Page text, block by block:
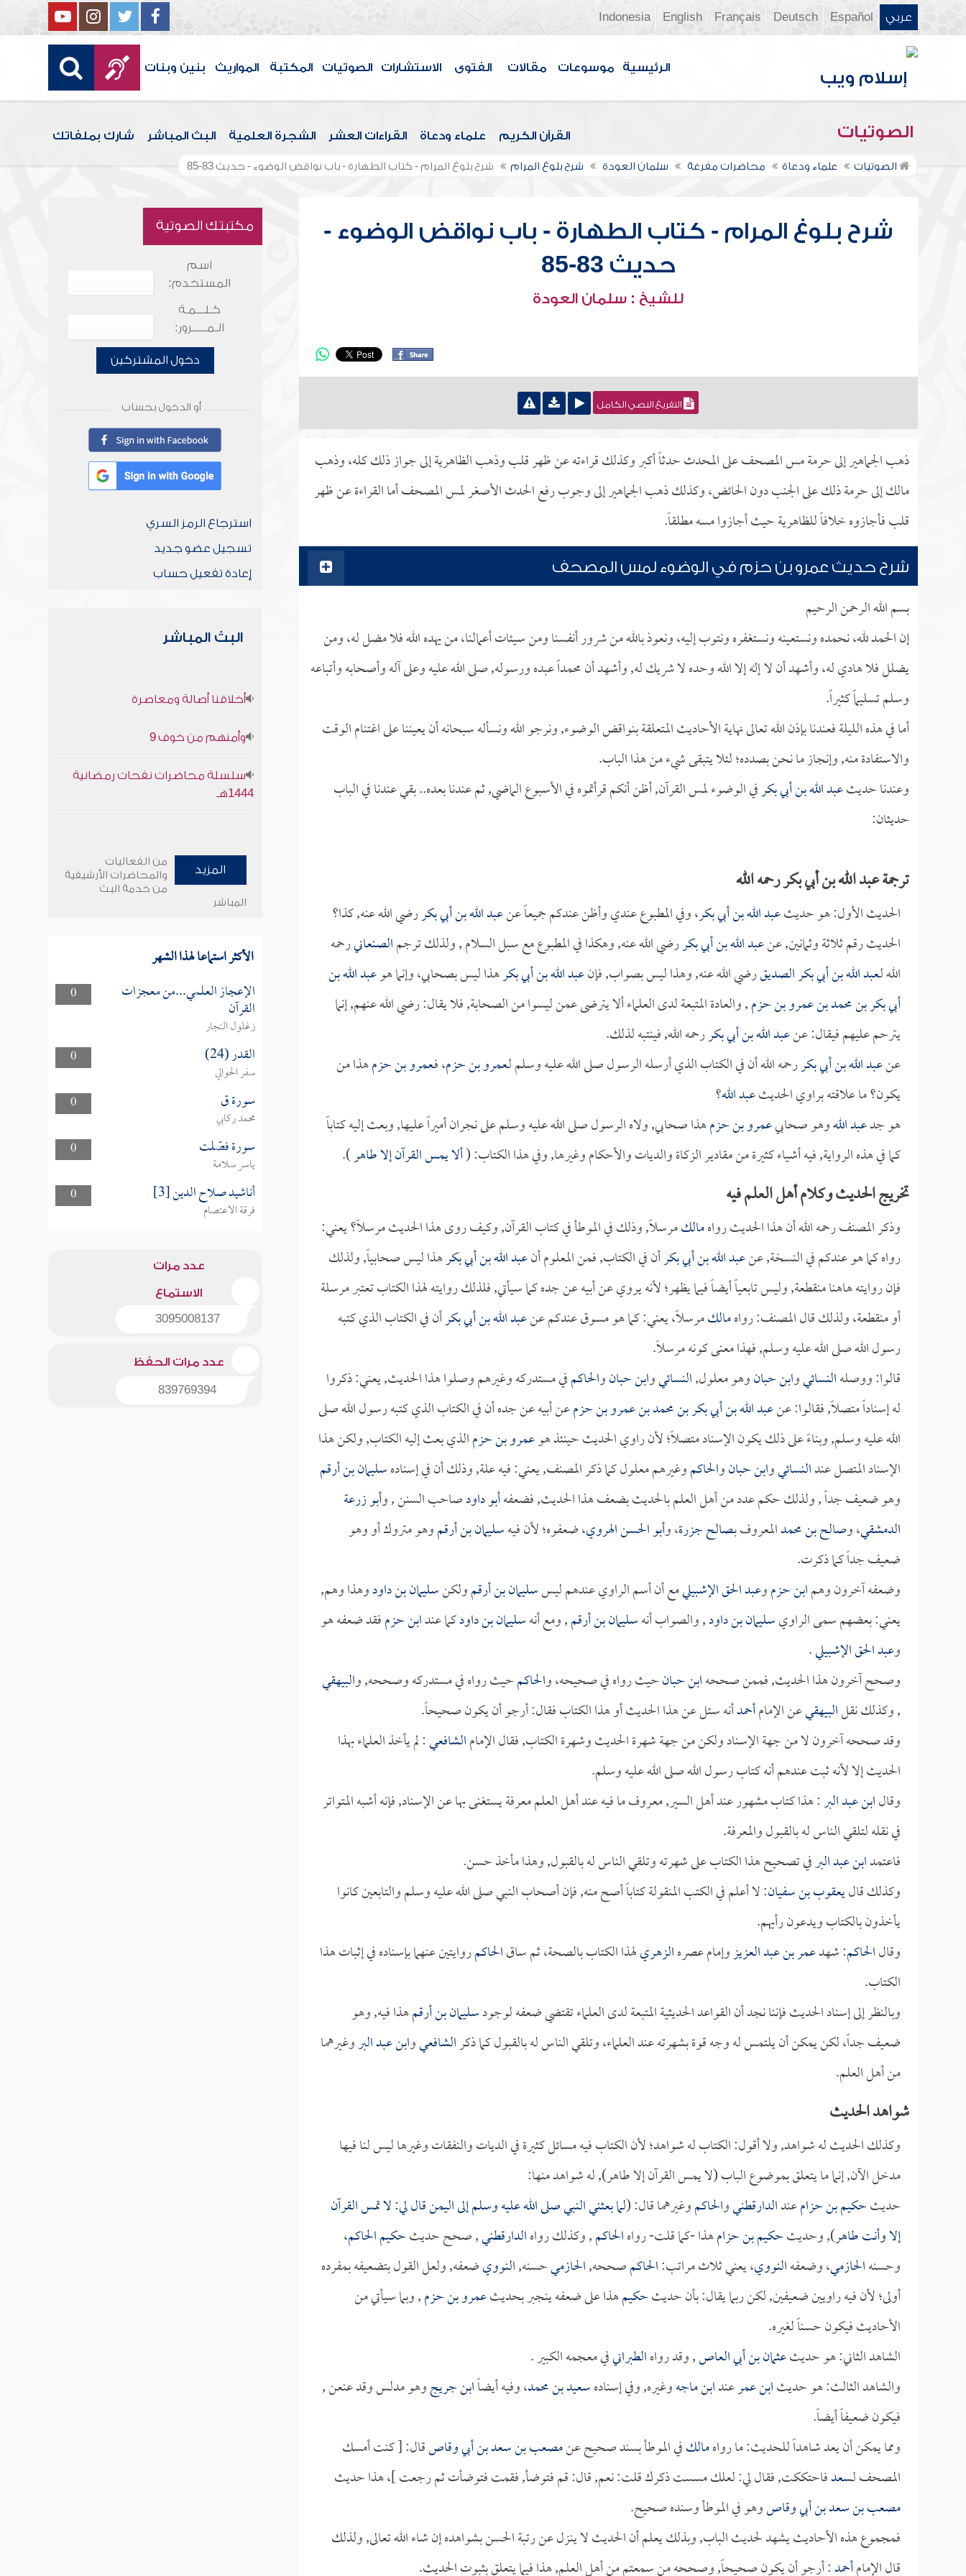
عربي Español
Deutsch
Français
English
Indonesia
الرئيسية موسوعات مقالات الفتوى الاستشارات الصوتيات المكتبة المواريث بنين وبنات
الصوتيات القرآن الكريم علماء ودعاة القراءات العشر الشجرة العلمية البث المباشر شارك بملفاتك
الصوتيات علماء ودعاة محاضرات مفرغة سلمان العودة شرح بلوغ المرام شرح بلوغ المرام - كتاب الطهارة - باب نواقض الوضوء - حديث 83-85
شرح بلوغ المرام - كتاب الطهارة - باب نواقض الوضوء -
حديث 83-85
للشيخ : سلمان العودة
التفريغ النصي الكامل
ذهب الجماهير إلى حرمة مس المصحف على المحدث حدثاً أكبر وكذلك قراءته عن ظهر قلب وذهب الظاهرية إلى جواز ذلك كله، وذهب
مالك إلى حرمة ذلك على الجنب دون الحائض، وكذلك ذهب الجماهير إلى وجوب رفع الحدث الأصغر لمس المصحف أما القراءة عن ظهر
قلب فأجازوه خلافاً للظاهرية حيث أجازوا مسه مطلقاً.
شرح حديث عمرو بن حزم في الوضوء لمس المصحف
بسم الله الرحمن الرحيم
إن الحمد لله، نحمده ونستعينه ونستغفره ونتوب إليه، ونعوذ بالله من شرور أنفسنا ومن سيئات أعمالنا، من يهده الله فلا مضل له، ومن
يضلل فلا هادي له، وأشهد أن لا إله إلا الله وحده لا شريك له, وأشهد أن محمداً عبده ورسوله, صلى الله عليه وعلى آله وأصحابه وأتباعه
وسلم تسليماً كثيراً.
أما في هذه الليلة فعندنا بإذن الله تعالى نهاية الأحاديث المتعلقة بنواقض الوضوء, ونرجو الله ونسأله سبحانه أن يعيننا على اغتنام الوقت
والاستفادة منه, وإنجاز ما نحن بصدده؛ لئلا يتبقى شيء من هذا الباب.
وعندنا حديثعبد الله بن أبي بكرفي الوضوء لمس القرآن, أظن أنكم قرأتموه في الأسبوع الماضي, ثم عندنا بعده.. بقي عندنا في الباب
حديثان:
ترجمة عبد الله بن أبي بكر رحمه الله
الحديث الأول: هو حديثعبد الله بن أبي بكر، وفي المطبوع عندي وأظن عندكم جميعاً عنعبد الله بن أبي بكررضي الله عنه, كذا؟
الحديث رقم ثلاثة وثمانين, عنعبد الله بن أبي بكررضي الله عنه, وهكذا في المطبوع مع سبل السلام , ولذلك ترجمالصنعانيرحمه
الله لـعبد الله بن أبي بكر الصديقرضي الله عنه, وهذا ليس بصواب, فإنعبد الله بن أبي بكرهذا ليس بصحابي، وإنما هوعبد الله بن
أبي بكر بن محمد بن عمرو بن حزم, والعادة المتبعة لدى العلماء ألا يترضى عمن ليسوا من الصحابة, فلا يقال: رضي الله عنهم, إنما
يترحم عليهم فيقال: عنعبد الله بن أبي بكررحمه الله, فينتبه لذلك.
عنعبد الله بن أبي بكررحمه الله أن في الكتاب الذي أرسله الرسول صلى الله عليه وسلم لـعمرو بن حزم، فـعمرو بن حزمهذا من
يكون؟ ما علاقته براوي الحديثعبد الله؟
هو جدعبد اللهوهو صحابيعمرو بن حزمهذا صحابي, ولاه الرسول صلى الله عليه وسلم على نجران أميراً عليها, وبعث إليه كتاباً
كما في هذه الرواية, فيه أشياء كثيرة من مقادير الزكاة والديات والأحكام وغيرها, وفي هذا الكتاب: (ألا يمس القرآن إلا طاهر).
تخريج الحديث وكلام أهل العلم فيه
وذكر المصنف رحمه الله أن هذا الحديث رواهمالكمرسلاً, وذلك في الموطأ في كتاب القرآن, وكيف روى هذا الحديث مرسلاً؟ يعني:
رواه كما هو عندكم في النسخة, عنعبد الله بن أبي بكرأن في الكتاب, فمن المعلوم أنعبد الله بن أبي بكرهذا ليس صحابياً, ولذلك
فإن روايته هاهنا منقطعة, وليس تابعياً أيضاً فيما يظهر؛ لأنه يروي عن أبيه عن جده كما سيأتي, فلذلك روايته لهذا الكتاب تعتبر مرسلة
أو منقطعة، ولذلك قال المصنف: رواهمالكمرسلاً، يعني: كما هو مسوق عندكم عنعبد الله بن أبي بكرأن في الكتاب الذي كتبه
رسول الله صلى الله عليه وسلم, فهذا معنى كونه مرسلاً.
قالوا: ووصلهالنسائيوابن حبانوهو معلول,النسائيوابن حبانوالحاكمفي مستدركه وغيرهم وصلوا هذا الحديث, يعني: ذكروا
له إسناداً متصلاً, فقالوا: عنعبد الله بن أبي بكر بن محمد بن عمرو بن حزمعن أبيه عن جده أن في الكتاب الذي كتبه رسول الله صلى
الله عليه وسلم, وبناءً على ذلك يكون الإسناد متصلاً؛ لأن راوي الحديث حينئذ هوعمرو بن حزمالذي بعث إليه الكتاب, ولكن هذا
الإسناد المتصل عندالنسائيوابن حبانوالحاكموغيرهم معلول كما ذكر المصنف, يعني: فيه علة, وذلك أن في إسنادهسليمان بن أرقم
وهو ضعيف جداً , ولذلك حكم عدد من أهل العلم بالحديث بضعف هذا الحديث, فضعفهأبو داودصاحب السنن , وأبو زرعة
الدمشقي، وصالح بن محمدالمعروف بـصالح جزرة، وأبو الحسن الهروي، ضعفوه؛ لأن فيهسليمان بن أرقموهو متروك أو وهو
ضعيف جداً كما ذكرت.
وضعفه آخرون وهمابن حزموعبد الحق الإشبيليمع أن أسم الراوي عندهم ليسسليمان بن أرقمولكنسليمان بن داودوهذا وهم,
يعني: بعضهم سمى الراويسليمان بن داود, والصواب أنهسليمان بن أرقم, ومع أنهسليمان بن داودكما عندابن حزمفقد ضعفه هو
وعبد الحق الإشبيلي.
وصحح آخرون هذا الحديث, فممن صححهابن حبانحيث رواه في صحيحه، والحاكمحيث رواه في مستدركه وصححه, والبيهقي
, وكذلك نقلالبيهقيعن الإمامأحمدأنه سئل عن هذا الحديث أو هذا الكتاب فقال: أرجو أن يكون صحيحاً.
وقد صححه آخرون لا من جهة الإسناد ولكن من جهة شهرة الحديث وشهرة الكتاب, فقال الإمامالشافعي: لم يأخذ العلماء بهذا
الحديث إلا لأنه ثبت عندهم أنه كتاب رسول الله صلى الله عليه وسلم.
وقالابن عبد البر: هذا كتاب مشهور عند أهل السير, معروف ما فيه عند أهل العلم معرفة يستغنى بها عن الإسناد, فإنه أشبه المتواتر
في نقله لتلقي الناس له بالقبول والمعرفة.
فاعتمدابن عبد البرفي تصحيح هذا الكتاب على شهرته وتلقي الناس له بالقبول, وهذا مأخذ حسن.
وكذلك قاليعقوب بن سفيان: لا أعلم في الكتب المنقولة كتاباً أصح منه, فإن أصحاب النبي صلى الله عليه وسلم والتابعين كانوا
يأخذون بالكتاب ويدعون رأيهم.
وقالالحاكم: شهدعمر بن عبد العزيزوإمام عصرهالزهريلهذا الكتاب بالصحة، ثم ساقالحاكمروايتين عنهما بإسناده في إثبات هذا
الكتاب.
وبالنظر إلى إسناد الحديث فإننا نجد أن القواعد الحديثية المتبعة لدى العلماء تقتضي ضعفه لوجودسليمان بن أرقمهذا فيه, وهو
ضعيف جداً، لكن يمكن أن يلتمس له وجه قوة بشهرته عند العلماء، وتلقي الناس له بالقبول كما ذكرالشافعيوابن عبد البروغيرهما
من أهل العلم.
شواهد الحديث
وكذلك الحديث له شواهد, ولا أقول: الكتاب له شواهد؛ لأن الكتاب فيه مسائل كثيرة في الديات والنفقات وغيرها ليس لنا فيها
مدخل الآن, إنما ما يتعلق بموضوع الباب (لا يمس القرآن إلا طاهر), له شواهد منها:
حديثحكيم بن حزامعندالدارقطنيوالحاكموغيرهما قال: (لما بعثني النبي صلى الله عليه وسلم إلى اليمن قال لي: لا تمس القرآن
إلا وأنت طاهر), وحديثحكيم بن حزامهذا -كما قلت- رواهالحاكم, وكذلك رواهالدارقطني, صحح حديثحكيمالحاكم،
وحسنهالحازمي، وضعفهالنووي، يعني ثلاث مراتب:الحاكمصححه,الحازميحسنه,النوويضعفه, ولعل القول بتضعيفه بمفرده
أولى؛ لأن فيه راويين ضعيفين, لكن ربما يقال: بأن حديثحكيمهذا على ضعفه ينجبر بحديثعمرو بن حزم, وبما سيأتي من
الأحاديث فيكون حسناً لغيره.
الشاهد الثاني: هو حديثعثمان بن أبي العاص, وقد رواهالطبرانيفي معجمه الكبير .
والشاهد الثالث: هو حديثابن عمرعندابن ماجهوغيره, وفي إسنادهسعيد بن محمد، وفيه أيضاًابن جريجوهو مدلس وقد عنعن ,
فيكون ضعيفاً أيضاً.
ومما يمكن أن يعد شاهداً للحديث: ما رواهمالكفي الموطأ بسند صحيح عنمصعب بن سعد بن أبي وقاصقال: [ كنت أمسك
المصحف لـسعدفاحتككت, فقال لي: لعلك مسست ذكرك قلت: نعم, قال: قم فتوضأ, فقمت فتوضأت ثم رجعت ]، هذا حديث
مصعب بن سعد بن أبي وقاصوهو في الموطأ وسنده صحيح.
فمجموع هذه الأحاديث يشهد لحديث الباب, وبذلك يعلم أن الحديث لا ينزل عن رتبة الحسن بشواهده إن شاء الله تعالى, ولذلك
قال الإمامأحمد: أرجو أن يكون صحيحاً, وصححه من سمعتم من أهل العلم, هذا فيما يتعلق بثبوت الحديث.
مكتبتك الصوتية
اسم
المستخدم:
كـلـــمـة
الـمـــــرور:
دخول المشتركين
أو الدخول بحساب
استرجاع الرمز السري
تسجيل عضو جديد
إعادة تفعيل حساب
البث المباشر
أخلاقنا أصالة ومعاصرة
وأمنهم من خوف 9
سلسلة محاضرات نفحات رمضانية
1444هـ
المزيد
من الفعاليات
والمحاضرات الأرشيفية
من خدمة البث
المباشر
الأكثر استماعا لهذا الشهر
0 الإعجاز العلمي...من معجزات
القرآن
زغلول النجار
0
القدر (24)
سفر الحوالي
0
سورة ق
محمد ركابي
0
سورة فصّلت
ياسر سلامة
0
أناشيد صلاح الدين [3]
فرقة الاعتصام
عدد مرات
الاستماع
3095008137
عدد مرات الحفظ
839769394